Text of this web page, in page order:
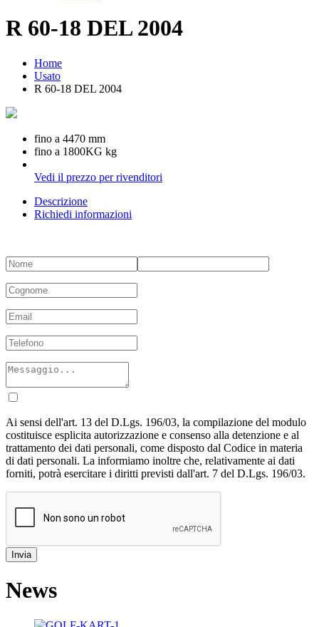
R 60-18 DEL 2004
Home
Usato
R 60-18 DEL 2004
fino a 4470 mm
fino a 1800KG kg
Vedi il prezzo per rivenditori
Descrizione
Richiedi informazioni
Ai sensi dell'art. 13 del D.Lgs. 196/03, la compilazione del modulo
costituisce esplicita autorizzazione e consenso alla detenzione e al
trattamento dei dati personali, come disposto dal Codice in materia
di dati personali. La informiamo inoltre che, relativamente ai dati
forniti, potrà esercitare i diritti previsti dall'art. 7 del D.Lgs. 196/03.
News